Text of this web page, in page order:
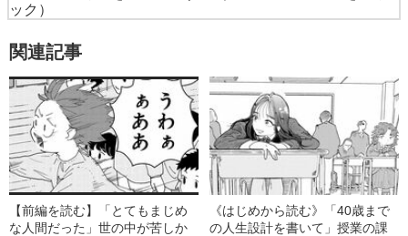
ック）
関連記事
【前編を読む】「とてもまじめ
な人間だった」世の中が苦しか
《はじめから読む》「40歳まで
の人生設計を書いて」授業の課